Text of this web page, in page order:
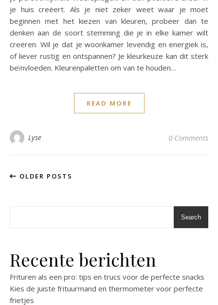
je huis creëert. Als je niet zeker weet waar je moet
beginnen met het kiezen van kleuren, probeer dan te
denken aan de soort stemming die je in elke kamer wilt
creëren. Wil je dat je woonkamer levendig en energiek is,
of liever rustig en ontspannen? Je kleurkeuze kan dit sterk
beïnvloeden. Kleurenpaletten om van te houden…
READ MORE
Lyse 0 Comments
OLDER POSTS
Search
Recente berichten
Frituren als een pro: tips en trucs voor de perfecte snacks
Kies de juiste frituurmand en thermometer voor perfecte
frietjes